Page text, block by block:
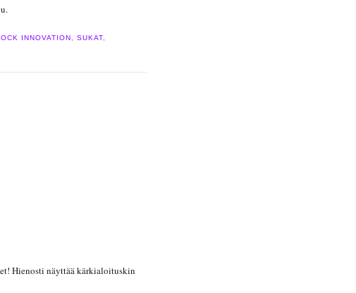
INNOVATION SUKAT,
Hienosti näyttää kärkialoituskin